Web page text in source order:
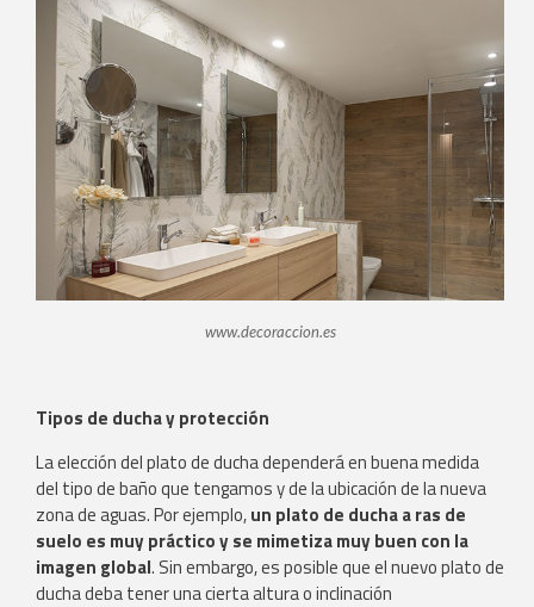
www.decoraccion.es
Tipos de ducha y protección
La elección del plato de ducha dependerá en buena medida
del tipo de baño que tengamos y de la ubicación de la nueva
zona de aguas. Por ejemplo,un plato de ducha a ras de
suelo es muy práctico y se mimetiza muy buen con la
imagen global. Sin embargo, es posible que el nuevo plato de
ducha deba tener una cierta altura o inclinación